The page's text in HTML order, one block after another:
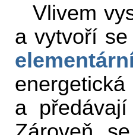
Vlivem
a vytvoří
a